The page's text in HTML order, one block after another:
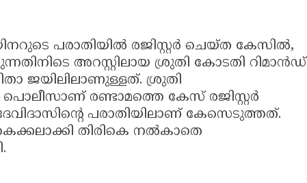
പരാതിയിൽ രജിസ്റ്റർ ചെയ്ത കേസിൽ,
അറസ്റ്റിലായ ശ്രുതി കോടതി റിമാൻഡ്
ജയിലിലാണുള്ളത്. ശ്രുതി
രണ്ടാമത്തെ കേസ് രജിസ്റ്റർ
പരാതിയിലാണ് കേസെടുത്തത്.
തിരികെ നല്‍കാതെ